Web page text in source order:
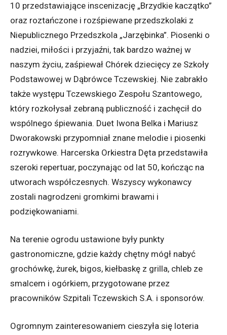
10 przedstawiające inscenizację „Brzydkie kaczątko”
oraz roztańczone i rozśpiewane przedszkolaki z
Niepublicznego Przedszkola „Jarzębinka”. Piosenki o
nadziei, miłości i przyjaźni, tak bardzo ważnej w
naszym życiu, zaśpiewał Chórek dziecięcy ze Szkoły
Podstawowej w Dąbrówce Tczewskiej. Nie zabrakło
także występu Tczewskiego Zespołu Szantowego,
który rozkołysał zebraną publiczność i zachęcił do
wspólnego śpiewania. Duet Iwona Belka i Mariusz
Dworakowski przypomniał znane melodie i piosenki
rozrywkowe. Harcerska Orkiestra Dęta przedstawiła
szeroki repertuar, poczynając od lat 50, kończąc na
utworach współczesnych. Wszyscy wykonawcy
zostali nagrodzeni gromkimi brawami i
podziękowaniami.
Na terenie ogrodu ustawione były punkty
gastronomiczne, gdzie każdy chętny mógł nabyć
grochówkę, żurek, bigos, kiełbaskę z grilla, chleb ze
smalcem i ogórkiem, przygotowane przez
pracowników Szpitali Tczewskich S.A. i sponsorów.
Ogromnym zainteresowaniem cieszyła się loteria